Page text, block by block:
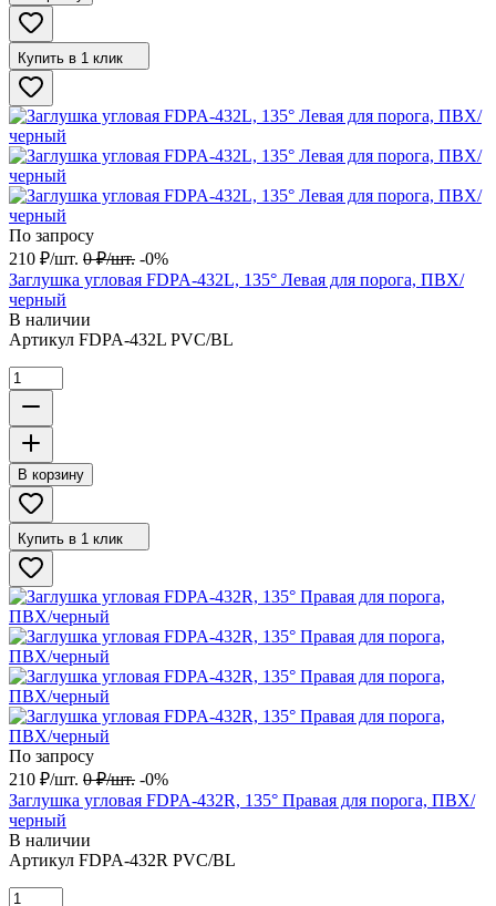
Купить в 1 клик
По запросу
210 ₽/шт. 0 ₽/шт. -0%
Заглушка угловая FDPA-432L, 135° Левая для порога, ПВХ/
черный
В наличии
Артикул FDPA-432L PVC/BL
В корзину
Купить в 1 клик
По запросу
210 ₽/шт. 0 ₽/шт. -0%
Заглушка угловая FDPA-432R, 135° Правая для порога, ПВХ/
черный
В наличии
Артикул FDPA-432R PVC/BL